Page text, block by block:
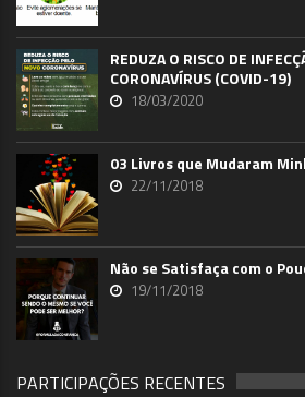
REDUZA O RISCO DE
CORONAVÍRUS (COVID-19)
18/03/2020
03 Livros que Mudaram
22/11/2018
Não se Satisfaça com o
19/11/2018
PARTICIPAÇÕES RECENTES